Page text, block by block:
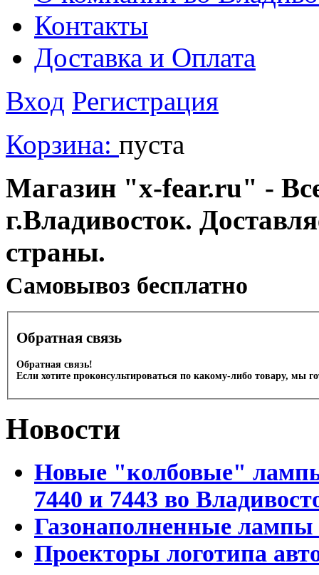
Контакты
Доставка и Оплата
Вход Регистрация
Корзина: пуста
Магазин "x-fear.ru" -
г.Владивосток.
страны.
Cамовывоз бесплатно
Обратная связь
Обратная связь!
Если хотите проконсультироваться по какому-либо товару, мы
Новости
Новые "колбовые"
7440 и 7443 во
Газонаполненные лампы
Проекторы логотипа